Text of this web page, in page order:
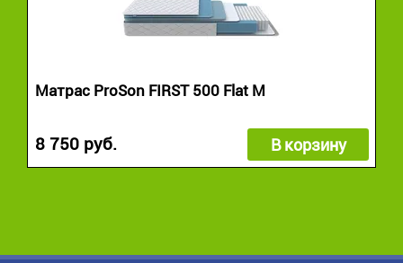
Матрас ProSon FIRST 500 Flat M
8 750 руб. В корзину